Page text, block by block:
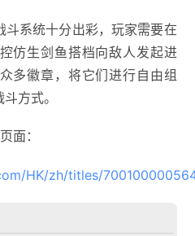
斗系统十分出彩，玩家需要在
仿生剑鱼搭档向敌人发起进
多徽章，将它们进行自由组
方式。
面：
HK/zh/titles/